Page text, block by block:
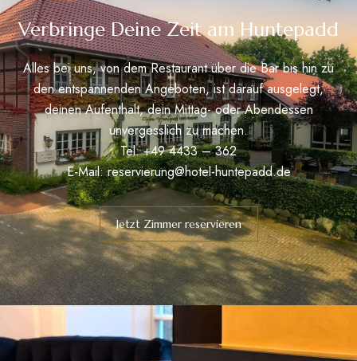
Verbringe Deine Zeit am Huntepadd
Alles bei uns, von dem Restaurant über die Bar bis hin zu
den entspannenden Angeboten, ist darauf ausgelegt,
deinen Aufenthalt, dein Mittag- oder Abendessen
unvergesslich zu machen.
Tel: +49 4433 – 362
E-Mail:reservierung@hotel-huntepadd.de
Jetzt Zimmer reservieren